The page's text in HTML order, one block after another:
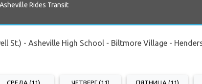
Rides Transit
St.) - Asheville High School - Biltmore Village -
СРЕДА (11) ЧЕТВЕРГ (11) ПЯТНИЦА (11)